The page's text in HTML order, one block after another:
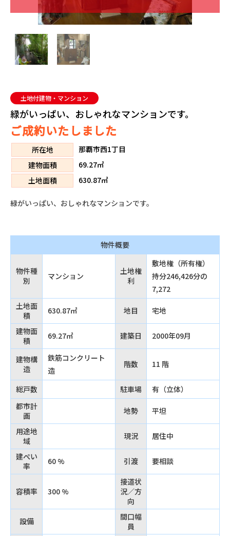
土地付建物・マンション
緑がいっぱい、おしゃれなマンションです。
ご成約いたしました
所在地
那覇市西1丁目
建物面積
69.27㎡
土地面積
630.87㎡
緑がいっぱい、おしゃれなマンションです。
物件概要
物件種
別
マンション
土地権
利
敷地権（所有権）
持分246,426分の
7,272
土地面
積
630.87㎡ 地目
宅地
建物面
積
69.27㎡ 建築日 2000年09月
建物構
造
鉄筋コンクリート
造
階数 11 階
総戸数 駐車場
有（立体）
都市計
画
地勢
平坦
用途地
域
現況
居住中
建ぺい
率
60 % 引渡 要相談
容積率 300 %
接道状
況／方
向
設備
間口幅
員